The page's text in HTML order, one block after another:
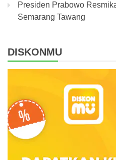
Presiden Prabowo
Semarang Tawang
DISKONMU